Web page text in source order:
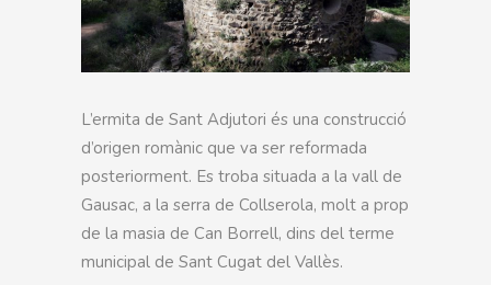
L’ermita de Sant Adjutori és una construcció
d’origen romànic que va ser reformada
posteriorment. Es troba situada a la vall de
Gausac, a la serra de Collserola, molt a prop
de la masia de Can Borrell, dins del terme
municipal de Sant Cugat del Vallès.